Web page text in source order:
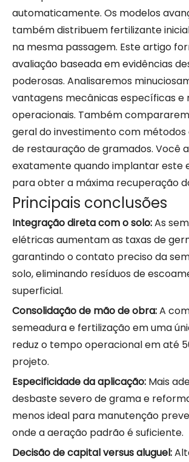
automaticamente. Os modelos
também distribuem fertilizante
na mesma passagem. Este artigo
avaliação baseada em evidências
poderosas. Analisaremos
vantagens mecânicas específicas e
operacionais. Também
geral do investimento com
de restauração de gramados. Você
exatamente quando implantar este
para obter a máxima recuperação
Principais conclusões
Integração direta com o solo:As
elétricas aumentam as taxas de
garantindo o contato preciso da
solo, eliminando resíduos de
superficial.
Consolidação de mão de obra:A
semeadura e fertilização em uma
reduz o tempo operacional em até
projeto.
Especificidade da aplicação: Mais
desbaste severo de grama e
menos ideal para manutenção
onde a aeração padrão é suficiente.
Decisão de capital versus aluguel: